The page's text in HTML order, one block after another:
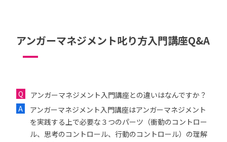
アンガーマネジメント叱り方入門講座Q&A
アンガーマネジメント入門講座との違いはなんですか？
アンガーマネジメント入門講座はアンガーマネジメント
を実践する上で必要な３つのパーツ（衝動のコントロー
ル、思考のコントロール、行動のコントロール）の理解